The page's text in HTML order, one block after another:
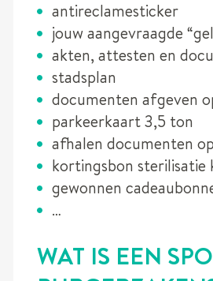
antireclamesticker
jouw aangevraagde
akten, attesten en
stadsplan
documenten afgeven
parkeerkaart 3,5 ton
afhalen documenten
kortingsbon
gewonnen
…
WAT IS EEN